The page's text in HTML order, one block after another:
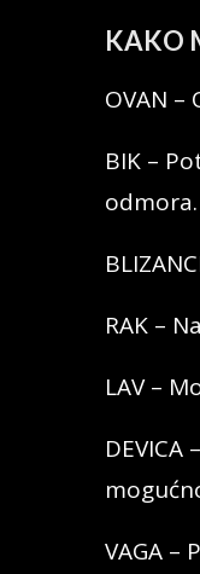
KAKO
OVAN
BIK –
odmora.
RAK –
LAV –
VAGA